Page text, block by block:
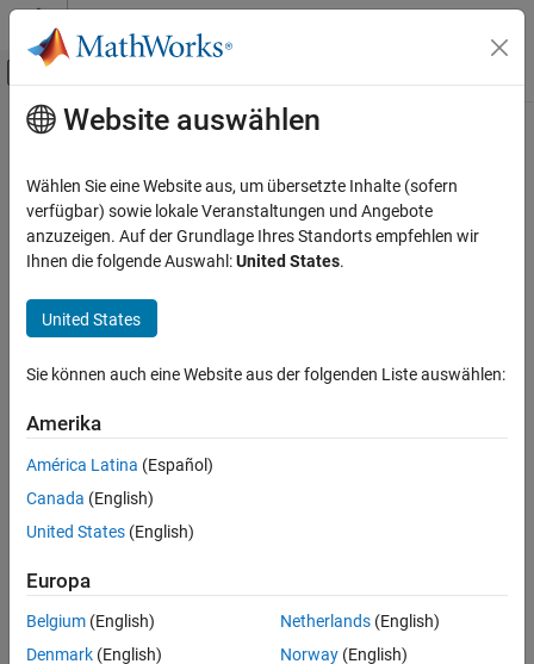
Weiter zum Inhalt
Umschaltung für Off-Canvas-
Startseite der Dokumentation
Embedded Coder
Code and Tool Customization
Model Configuration Set Customization
Code Generation Configuration Sets
Description
Examples
Recommended Settings
Programmatic Use
See Also
Hauptinhalt
Preserve operand order in
expression
Preserve order of operands in expressions
Model Configuration Pane:
Description
Specify whether to preserve order of operands in expressions.
Settings
(default) |on
Default:off
On
Preserves the expression order specified in the model. Select this
option to increase readability of the code or for code traceability
Website auswählen
Wählen Sie eine Website aus, um übersetzte Inhalte (sofern
verfügbar) sowie lokale Veranstaltungen und Angebote
anzuzeigen. Auf der Grundlage Ihres Standorts empfehlen wir
Ihnen die folgende Auswahl:United States.
United States
Sie können auch eine Website aus der folgenden Liste auswählen:
Amerika
América Latina (Español)
Canada (English)
United States (English)
Europa
Belgium (English)
Denmark (English)
Netherlands(English)
Norway(English)